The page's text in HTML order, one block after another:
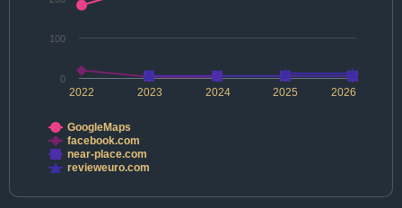
2022 2024 2026
2023 2025
0
100
GoogleMaps
facebook.com
near-place.com
revieweuro.com